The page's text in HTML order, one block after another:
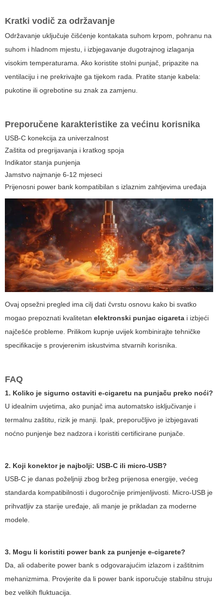
Kratki vodič za održavanje
Održavanje uključuje čišćenje kontakata suhom krpom, pohranu na
suhom i hladnom mjestu, i izbjegavanje dugotrajnog izlaganja
visokim temperaturama. Ako koristite stolni punjač, pripazite na
ventilaciju i ne prekrivajte ga tijekom rada. Pratite stanje kabela:
pukotine ili ogrebotine su znak za zamjenu.
Preporučene karakteristike za većinu korisnika
USB-C konekcija za univerzalnost
Zaštita od pregrijavanja i kratkog spoja
Indikator stanja punjenja
Jamstvo najmanje 6-12 mjeseci
Prijenosni power bank kompatibilan s izlaznim zahtjevima uređaja
Ovaj opsežni pregled ima cilj dati čvrstu osnovu kako bi svatko
mogao prepoznati kvalitetan elektronski punjac cigareta i izbjeći
najčešće probleme. Prilikom kupnje uvijek kombinirajte tehničke
specifikacije s provjerenim iskustvima stvarnih korisnika.
FAQ
1. Koliko je sigurno ostaviti e-cigaretu na punjaču preko noći?
U idealnim uvjetima, ako punjač ima automatsko isključivanje i
termalnu zaštitu, rizik je manji. Ipak, preporučljivo je izbjegavati
noćno punjenje bez nadzora i koristiti certificirane punjače.
2. Koji konektor je najbolji: USB-C ili micro-USB?
USB-C je danas poželjniji zbog bržeg prijenosa energije, većeg
standarda kompatibilnosti i dugoročnije primjenljivosti. Micro-USB je
prihvatljiv za starije uređaje, ali manje je prikladan za moderne
modele.
3. Mogu li koristiti power bank za punjenje e-cigarete?
Da, ali odaberite power bank s odgovarajućim izlazom i zaštitnim
mehanizmima. Provjerite da li power bank isporučuje stabilnu struju
bez velikih fluktuacija.